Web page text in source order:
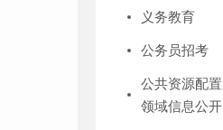
义务教育
公务员招考
公共资源配置
领域信息公开